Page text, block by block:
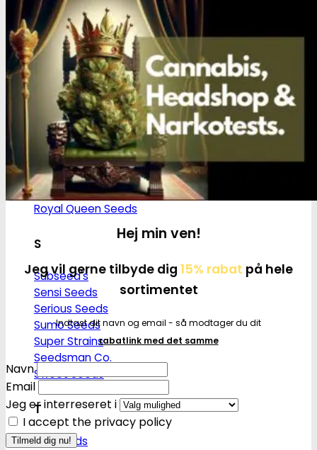
M
Medical Marijuana Gen.
Medical Seeds Co.
Nirvana Seeds
Ripper Seeds
Royal Queen Seeds
S
Subseed's
Sensi Seeds
Serious Seeds
Sumo Seeds
Super Strains
Seedsman Co.
Sweet Seeds
T
T.H. Seeds
Hej min ven!
Jeg vil gerne tilbyde dig 15% rabat på hele
sortimentet
Indtast dit navn og email - så modtager du dit
rabatlink med det samme
Navn
Email
Jeg er interreseret i
I accept the privacy policy